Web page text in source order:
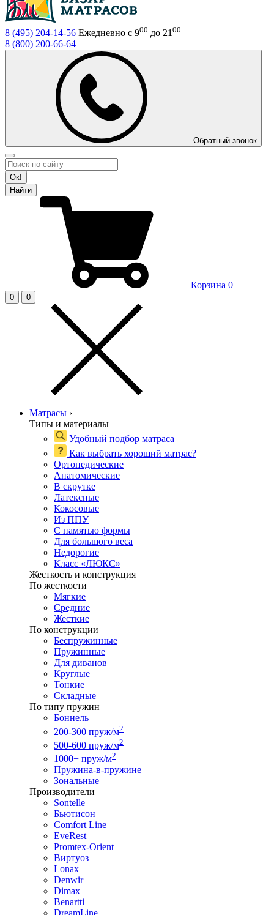
8 (495) 204-14-56 Ежедневно с 900 до 21 00
8 (800) 200-66-64
Обратный звонок
Ок!
Найти
Корзина 0
0 0
Матрасы ›
Типы и материалы
Удобный подбор матраса
Как выбрать хороший матрас?
Ортопедические
Анатомические
В скрутке
Латексные
Кокосовые
Из ППУ
С памятью формы
Для большого веса
Недорогие
Класс «ЛЮКС»
Жесткость и конструкция
По жесткости
Мягкие
Средние
Жесткие
По конструкции
Беспружинные
Пружинные
Для диванов
Круглые
Тонкие
Складные
По типу пружин
Боннель
200-300 пруж/м2
500-600 пруж/м2
1000+ пруж/м2
Пружина-в-пружине
Зональные
Производители
Sontelle
Бьютисон
Comfort Line
EveRest
Promtex-Orient
Виртуоз
Lonax
Denwir
Dimax
Benartti